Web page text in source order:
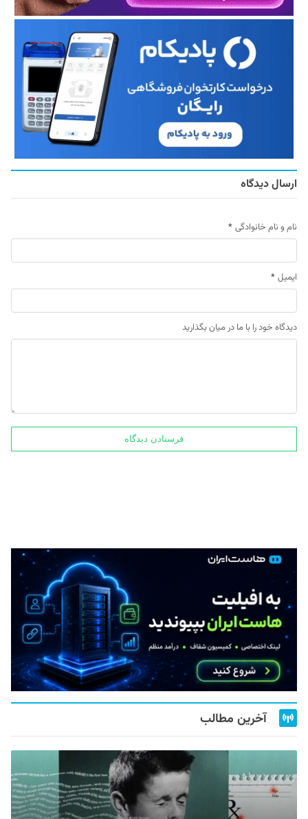
ارسال دیدگاه
نام و نام خانوادگی *
ایمیل *
دیدگاه خود را با ما در میان بگذارید
آخرین مطالب